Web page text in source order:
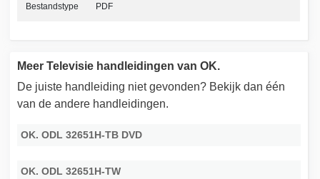
Bestandstype PDF
Meer Televisie handleidingen van OK.
De juiste handleiding niet gevonden? Bekijk dan één
van de andere handleidingen.
OK. ODL 32651H-TB DVD
OK. ODL 32651H-TW